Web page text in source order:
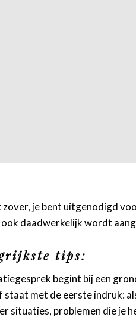
zover, je bent uitgenodigd
ook daadwerkelijk wordt
tips:
begint bij een
staat met de eerste indruk:
situaties, problemen die je